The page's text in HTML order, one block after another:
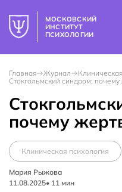
МОСКОВСКИЙ
ИНСТИТУТ
ПСИХОЛОГИИ
Главная Журнал
Стокгольмский синдром: почему
почему
Мария Рыжова
11.08.2025• 11 мин
Клиническая психология